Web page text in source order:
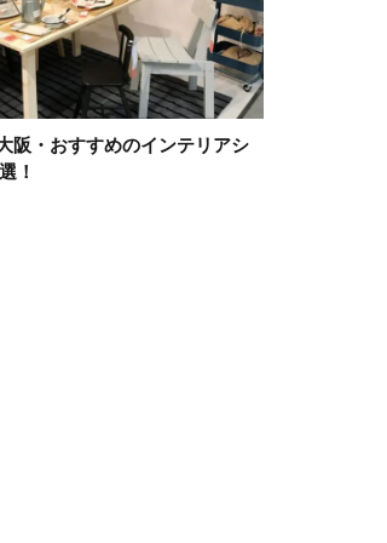
阪・おすすめのインテリアシ
！